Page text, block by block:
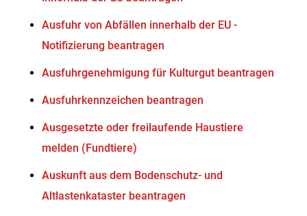
Ausfuhr von Abfällen innerhalb der EU -
Notifizierung beantragen
Ausfuhrgenehmigung für Kulturgut beantragen
Ausfuhrkennzeichen beantragen
Ausgesetzte oder freilaufende Haustiere
melden (Fundtiere)
Auskunft aus dem Bodenschutz- und
Altlastenkataster beantragen